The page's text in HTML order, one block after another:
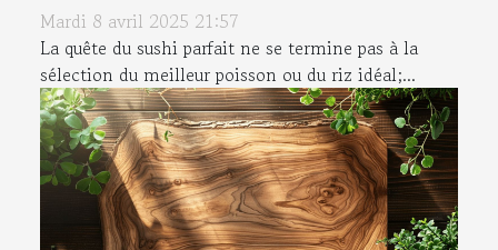
Mardi 8 avril 2025 21:57
La quête du sushi parfait ne se termine pas à la
sélection du meilleur poisson ou du riz idéal;...